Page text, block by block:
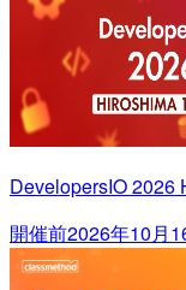
DevelopersIO 2026
開催前2026年10月